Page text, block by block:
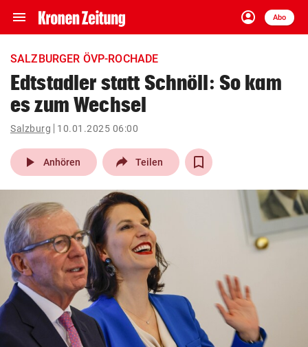
menu Navigation
ein-/ausklappen
account_circle
Anmelden
Abo
close Schließen
account_circle Anmelden
pin_drop
Wien arrow_right
bookmark
search
Suchbegriff
eingeben
© Krone Multimedia GmbH & Co KG 2026
Muthgasse 2, 1190 Wien
SALZBURGER ÖVP-ROCHADE
Edtstadler statt Schnöll: So kam
es zum Wechsel
Salzburg 10.01.2025 06:00
play_arrow Anhören Teilen